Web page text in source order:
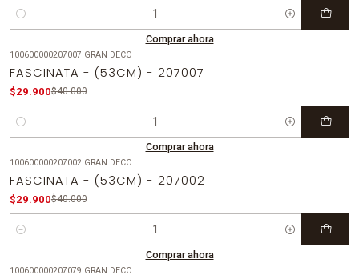
Cantidad
Comprar ahora
100600000207007|GRAN DECO
FASCINATA - (53CM) - 207007
$29.900$40.000
Cantidad
Comprar ahora
100600000207002|GRAN DECO
FASCINATA - (53CM) - 207002
$29.900$40.000
Cantidad
Comprar ahora
100600000207079|GRAN DECO